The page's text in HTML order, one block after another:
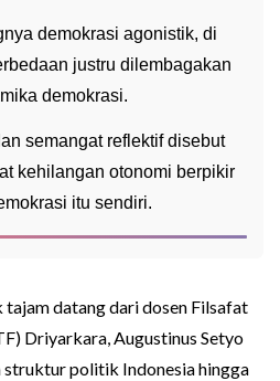
demokrasi agonistik, di
justru dilembagakan
demokrasi.
semangat reflektif disebut
kehilangan otonomi berpikir
itu sendiri.
tajam datang dari dosen Filsafat
Driyarkara, Augustinus Setyo
politik Indonesia hingga